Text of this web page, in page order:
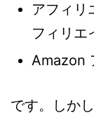
アフィリ
フィリエ
Amazon
です。しか